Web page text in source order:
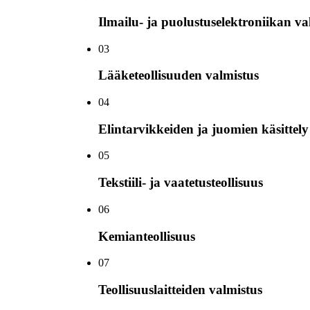
Ilmailu- ja puolustuselektroniikan
03
Lääketeollisuuden valmistus
04
Elintarvikkeiden ja juomien käsittely
05
Tekstiili- ja vaatetusteollisuus
06
Kemianteollisuus
07
Teollisuuslaitteiden valmistus